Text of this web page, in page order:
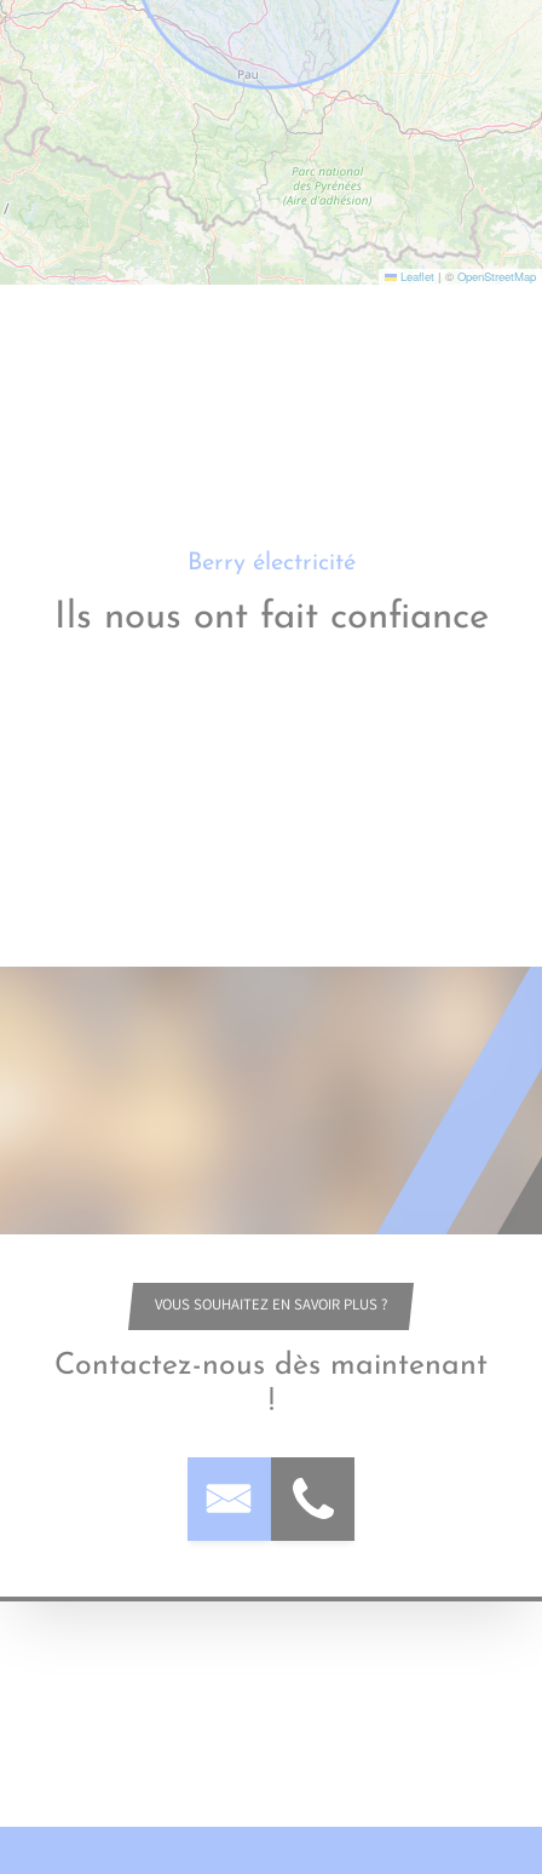
Leaflet | © OpenStreetMap
Berry électricité
Ils nous ont fait confiance
VOUS SOUHAITEZ EN SAVOIR PLUS ?
Contactez-nous dès maintenant
!